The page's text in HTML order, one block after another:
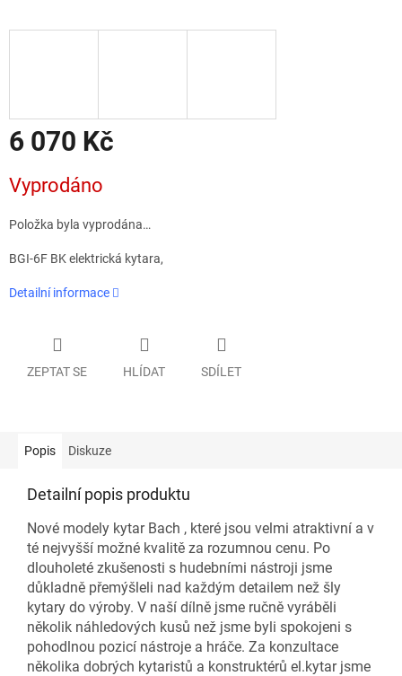
6 070 Kč
cena:
Vyprodáno
Položka byla vyprodána…
BGI-6F BK elektrická kytara,
Detailní informace
ZEPTAT SE HLÍDAT SDÍLET
Popis Diskuze
Detailní popis produktu
Nové modely kytar Bach , které jsou velmi atraktivní a v
té nejvyšší možné kvalitě za rozumnou cenu. Po
dlouholeté zkušenosti s hudebními nástroji jsme
důkladně přemýšleli nad každým detailem než šly
kytary do výroby. V naší dílně jsme ručně vyráběli
několik náhledových kusů než jsme byli spokojeni s
pohodlnou pozicí nástroje a hráče. Za konzultace
několika dobrých kytaristů a konstruktérů el.kytar jsme